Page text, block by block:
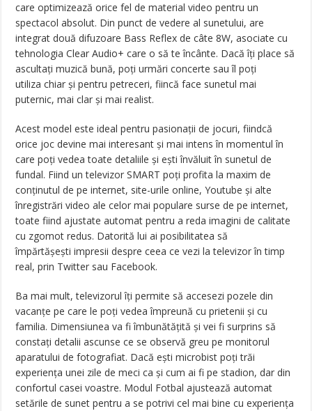
care optimizează orice fel de material video pentru un
spectacol absolut. Din punct de vedere al sunetului, are
integrat două difuzoare Bass Reflex de câte 8W, asociate cu
tehnologia Clear Audio+ care o să te încânte. Dacă îți place să
ascultaţi muzică bună, poţi urmări concerte sau îl poți
utiliza chiar şi pentru petreceri, fiincă face sunetul mai
puternic, mai clar şi mai realist.
Acest model este ideal pentru pasionaţii de jocuri, fiindcă
orice joc devine mai interesant şi mai intens în momentul în
care poţi vedea toate detaliile şi ești învăluit în sunetul de
fundal. Fiind un televizor SMART poți profita la maxim de
conţinutul de pe internet, site-urile online, Youtube şi alte
înregistrări video ale celor mai populare surse de pe internet,
toate fiind ajustate automat pentru a reda imagini de calitate
cu zgomot redus. Datorită lui ai posibilitatea să
împărtășești impresii despre ceea ce vezi la televizor în timp
real, prin Twitter sau Facebook.
Ba mai mult, televizorul îți permite să accesezi pozele din
vacanţe pe care le poți vedea împreună cu prietenii şi cu
familia. Dimensiunea va fi îmbunătăţită şi vei fi surprins să
constați detalii ascunse ce se observă greu pe monitorul
aparatului de fotografiat. Dacă ești microbist poți trăi
experienţa unei zile de meci ca şi cum ai fi pe stadion, dar din
confortul casei voastre. Modul Fotbal ajustează automat
setările de sunet pentru a se potrivi cel mai bine cu experienţa